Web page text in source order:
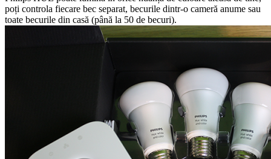
poți controla fiecare bec separat, becurile dintr-o cameră anume sau
toate becurile din casă (până la 50 de becuri).